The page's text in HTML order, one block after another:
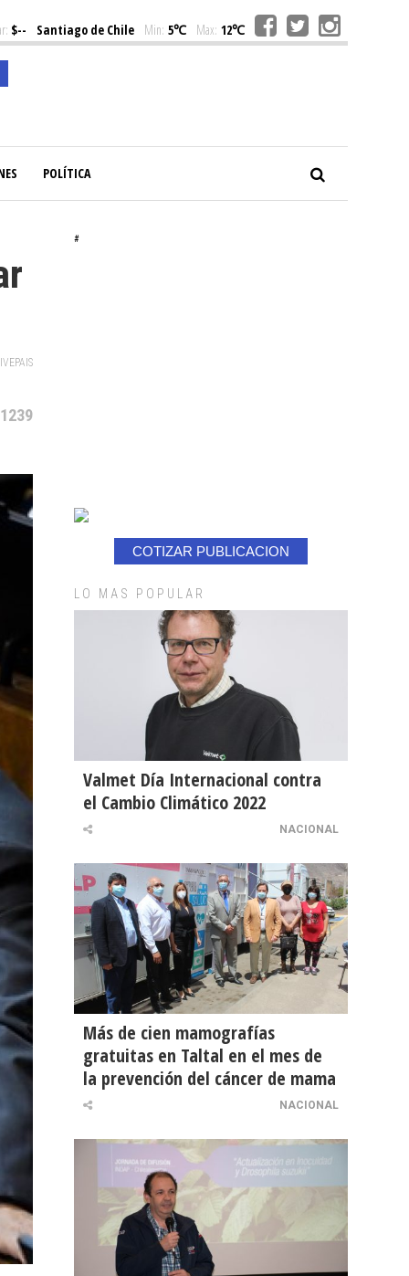
$-- Santiago de Chile Min: 5℃ Max: 12℃
POLÍTICA
#
COTIZAR PUBLICACION
LO MAS POPULAR
Valmet Día Internacional contra
el Cambio Climático 2022
NACIONAL
Más de cien mamografías
gratuitas en Taltal en el mes de
la prevención del cáncer de mama
NACIONAL